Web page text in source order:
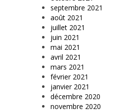
septembre 2021
août 2021
juillet 2021
juin 2021
mai 2021
avril 2021
mars 2021
février 2021
janvier 2021
décembre 2020
novembre 2020